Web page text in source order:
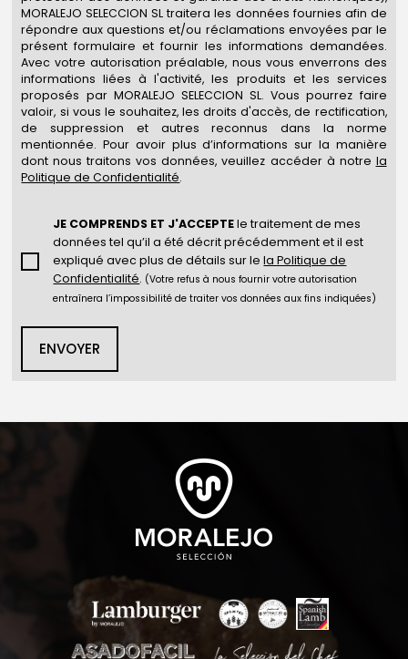
MORALEJO SELECCION SL traitera les données fournies afin de
répondre aux questions et/ou réclamations envoyées par le
présent formulaire et fournir les informations demandées.
Avec votre autorisation préalable, nous vous enverrons des
informations liées à l'activité, les produits et les services
proposés par MORALEJO SELECCION SL. Vous pourrez faire
valoir, si vous le souhaitez, les droits d'accès, de rectification,
de suppression et autres reconnus dans la norme
mentionnée. Pour avoir plus d’informations sur la manière
dont nous traitons vos données, veuillez accéder à notre la
Politique de Confidentialité.
JE COMPRENDS ET J'ACCEPTEle traitement de mes
données tel qu’il a été décrit précédemment et il est
expliqué avec plus de détails sur lela Politique de
Confidentialité. (Votre refus à nous fournir votre autorisation
entraînera l’impossibilité de traiter vos données aux fins indiquées)
ENVOYER